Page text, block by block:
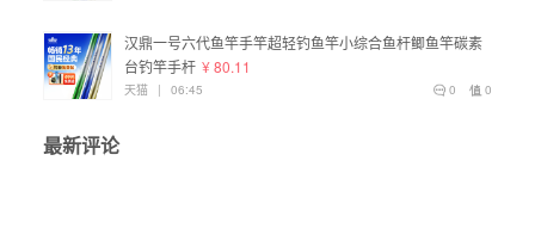
汉鼎一号六代鱼竿手竿超轻钓鱼竿小综合鱼杆鲫鱼竿碳素
台钓竿手杆 ¥ 80.11
0
0
天猫 | 06:45
最新评论